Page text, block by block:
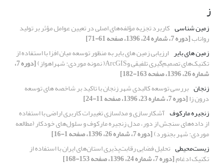
ز
زمین شناسی کاربرد تجزیه مؤلفه‌های اصلی در تعیین عوامل مؤثر بر تولید
رواناب[دوره 7، شماره 24، 1396، صفحه 61-71]
زمین های بایر ارزیابی زمین های بایر به منظور توسعه میان افزا با استفاده از
تکنیک‌های تصمیم‌گیری تلفیقی وArcGIS( نمونه موردی: شهراهواز) [دوره 7،
شماره 26، 1396، صفحه 163-182]
زنجان بررسی توسعه کالبدی شهر زنجان با تاکید بر شاخصه های توسعه
درون زا[دوره 7، شماره 23، 1396، صفحه 11-24]
زنجیره مارکوف آشکارسازی و مدلسازی تغییرات کاربری اراضی با استفاده
از داده‌های سنجش از دور، مدل زنجیره مارکوف و سلول‌های خودکار (مطالعه
موردی: شهر بجنورد)[دوره 7، شماره 26، 1396، صفحه 1-16]
زیست‌محیطی تحلیل فضایی رقابت‌پذیری استان‌های ایران با استفاده از
تکنیک ادغام[دوره 7، شماره 24، 1396، صفحه 153-168]